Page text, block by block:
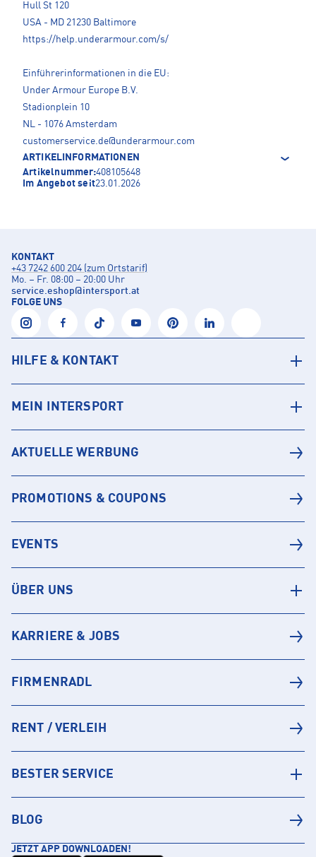
Hull St 120
USA - MD 21230 Baltimore
https://help.underarmour.com/s/
Einführerinformationen in die EU:
Under Armour Europe B.V.
Stadionplein 10
NL - 1076 Amsterdam
customerservice.de@underarmour.com
ARTIKELINFORMATIONEN
Artikelnummer:408105648
Im Angebot seit23.01.2026
KONTAKT
+43 7242 600 204 (zum Ortstarif)
Mo. – Fr. 08:00 – 20:00 Uhr
service.eshop@intersport.at
FOLGE UNS
HILFE & KONTAKT
MEIN INTERSPORT
AKTUELLE WERBUNG
PROMOTIONS & COUPONS
EVENTS
ÜBER UNS
KARRIERE & JOBS
FIRMENRADL
RENT / VERLEIH
BESTER SERVICE
BLOG
JETZT APP DOWNLOADEN!